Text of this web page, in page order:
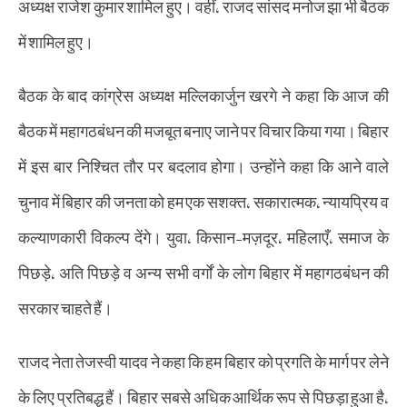
में शामिल हुए।
बैठक के बाद कांग्रेस अध्यक्ष मल्लिकार्जुन खरगे ने कहा कि आज की
बैठक में महागठबंधन की मजबूत बनाए जाने पर विचार किया गया। बिहार
में इस बार निश्चित तौर पर बदलाव होगा। उन्होंने कहा कि आने वाले
चुनाव में बिहार की जनता को हम एक सशक्त, सकारात्मक, न्यायप्रिय व
कल्याणकारी विकल्प देंगे। युवा, किसान-मज़दूर, महिलाएँ, समाज के
पिछड़े, अति पिछड़े व अन्य सभी वर्गों के लोग बिहार में महागठबंधन की
सरकार चाहते हैं।
राजद नेता तेजस्वी यादव ने कहा कि हम बिहार को प्रगति के मार्ग पर लेने
के लिए प्रतिबद्ध हैं। बिहार सबसे अधिक आर्थिक रूप से पिछड़ा हुआ है,